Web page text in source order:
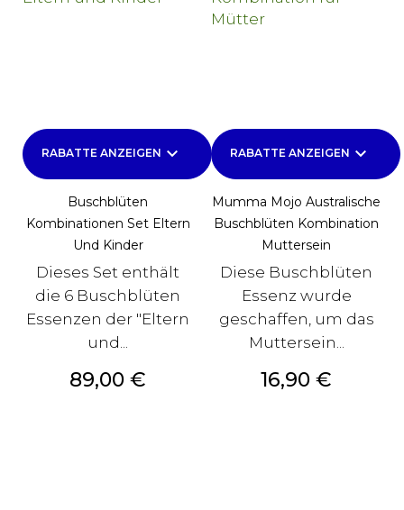
RABATTE ANZEIGEN keyboard_arrow_down
Buschblüten
Kombinationen Set Eltern
Und Kinder
Dieses Set enthält
die 6 Buschblüten
Essenzen der "Eltern
und...
Preis
89,00 €
RABATTE ANZEIGEN keyboard_arrow_down
Mumma Mojo Australische
Buschblüten Kombination
Muttersein
Diese Buschblüten
Essenz wurde
geschaffen, um das
Muttersein...
Preis
16,90 €